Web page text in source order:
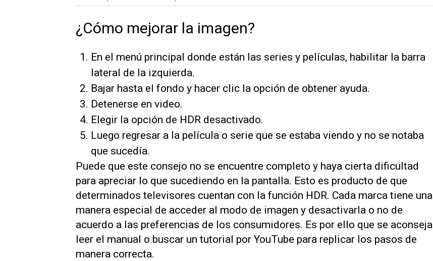
¿Cómo mejorar la imagen?
En el menú principal donde están las series y películas, habilitar la barra
lateral de la izquierda.
Bajar hasta el fondo y hacer clic la opción de obtener ayuda.
Detenerse en video.
Elegir la opción de HDR desactivado.
Luego regresar a la película o serie que se estaba viendo y no se notaba
que sucedía.
Puede que este consejo no se encuentre completo y haya cierta dificultad
para apreciar lo que sucediendo en la pantalla. Esto es producto de que
determinados televisores cuentan con la función HDR. Cada marca tiene una
manera especial de acceder al modo de imagen y desactivarla o no de
acuerdo a las preferencias de los consumidores. Es por ello que se aconseja
leer el manual o buscar un tutorial por YouTube para replicar los pasos de
manera correcta.